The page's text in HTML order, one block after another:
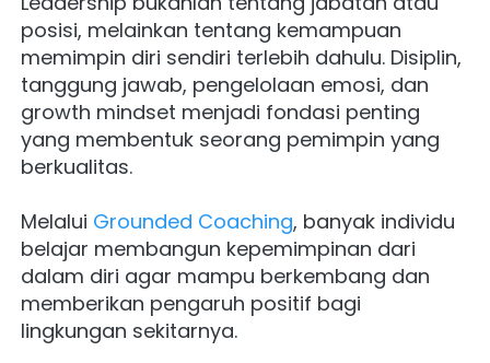
posisi, melainkan tentang kemampuan
memimpin diri sendiri terlebih dahulu. Disiplin,
tanggung jawab, pengelolaan emosi, dan
growth mindset menjadi fondasi penting
yang membentuk seorang pemimpin yang
berkualitas.
Melalui Grounded Coaching, banyak individu
belajar membangun kepemimpinan dari
dalam diri agar mampu berkembang dan
memberikan pengaruh positif bagi
lingkungan sekitarnya.